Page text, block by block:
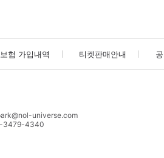
험 가입내역 티켓판매안내
universe.com
3479-4340